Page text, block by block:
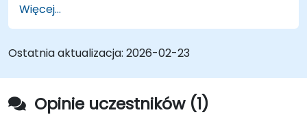
Tworzyć wizualizacje i pulpity nawigacyjne z
użyciem Grafany.
Konfigurować monitorowanie systemów i
reguły alertów.
Analizować i optymalizować wydajność
systemów i aplikacji.
Włączyć bezpieczną integrację z zdalnymi
Więcej...
Ostatnia aktualizacja: 2026-02-23
Opinie uczestników (1)